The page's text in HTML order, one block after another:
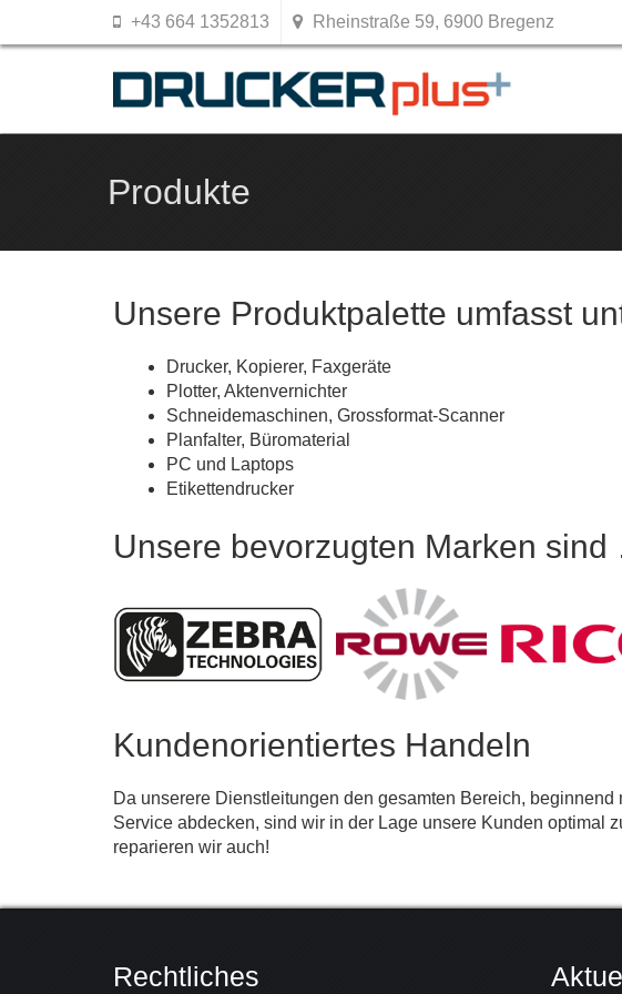
+43 664 1352813 Rheinstraße 59, 6900 Bregenz
Skip
Produkte
Unsere Produktpalette umfasst
Drucker, Kopierer, Faxgeräte
Plotter, Aktenvernichter
Schneidemaschinen, Grossformat-Scanner
Planfalter, Büromaterial
PC und Laptops
Etikettendrucker
Unsere bevorzugten Marken
Kundenorientiertes Handeln
Da unserere Dienstleitungen den gesamten Bereich,
Service abdecken, sind wir in der Lage unsere Kunden optimal
reparieren wir auch!
Rechtliches